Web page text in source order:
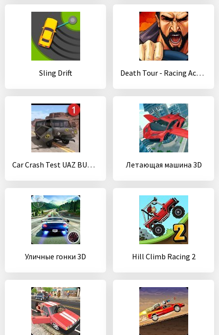
Sling Drift Death Tour - Racing Action Game
Car Crash Test UAZ BUHANKA Летающая машина 3D
Уличные гонки 3D Hill Climb Racing 2